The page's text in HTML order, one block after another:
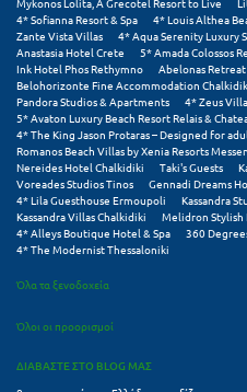
Σέριφος
Σέρρες
Σιθωνία
Σίκινος
Σίφνος
Σκαφιδιά Ηλείας
Σκιάθος
Σκόπελος
Σκύρος
4* Sofianna Resort & Spa
4* Louis Althea
Zante Vista Villas
4* Aqua Serenity Luxury
Anastasia Hotel Crete
5* Amada Colossos
Ink Hotel Phos Rethymno
Abelonas
Belohorizonte Fine Accommodation
Pandora Studios & Apartments
4* Zeus
5* Avaton Luxury Beach Resort Relais &
4* The King Jason Protaras – Designed for
Romanos Beach Villas by Xenia Resorts
Nereides Hotel Chalkidiki
Taki's Guests
Voreades Studios Tinos
Gennadi Dreams
4* Lila Guesthouse Ermoupoli
Kassandra
Kassandra Villas Chalkidiki
Melidron
4* Alleys Boutique Hotel & Spa
360
4* The Modernist Thessaloniki
Όλα τα ξενοδοχεία
Όλοι οι προορισμοί
ΔΙΑΒΑΣΤΕ ΣΤΟ BLOG ΜΑΣ